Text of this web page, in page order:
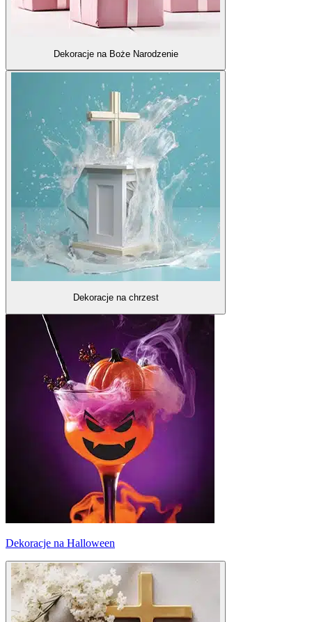
Dekoracje na Boże Narodzenie
Dekoracje na chrzest
Dekoracje na Halloween